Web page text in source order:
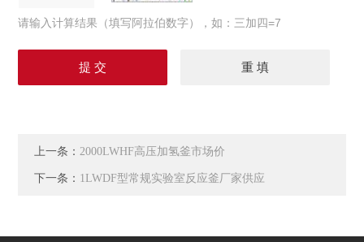
请输入计算结果（填写阿拉伯数字），如：三加四=7
上一条： 2000LWHF高压加氢釜市场价
下一条： 1LWDF型常规实验室反应釜厂家供应